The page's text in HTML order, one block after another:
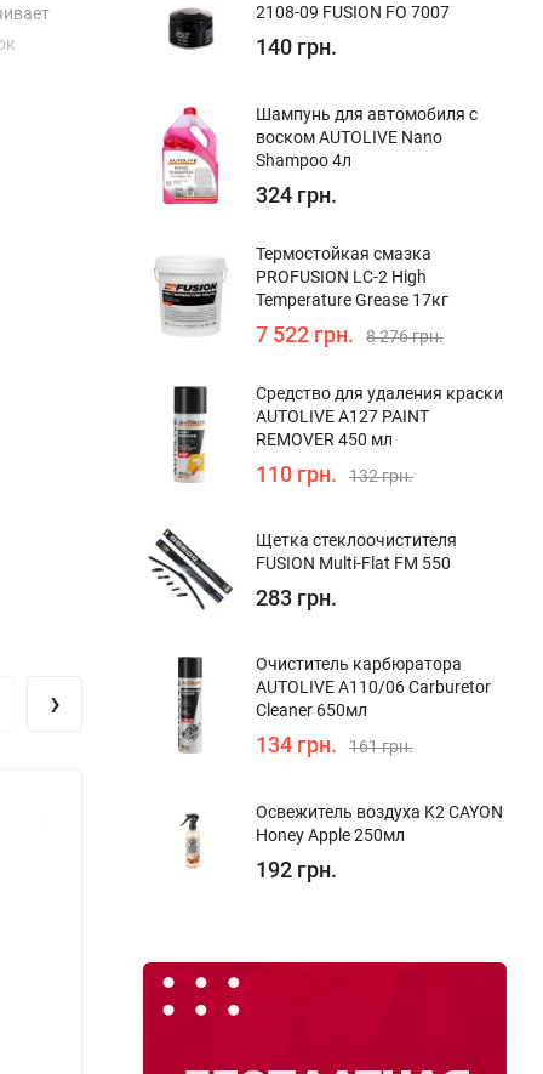
›
2108-09 FUSION FO 7007
140 грн.
Шампунь для автомобиля с
воском AUTOLIVE Nano
Shampoo 4л
324 грн.
Термостойкая смазка
PROFUSION LC-2 High
Temperature Grease 17кг
7 522 грн. 8 276 грн.
Средство для удаления краски
AUTOLIVE A127 PAINT
REMOVER 450 мл
110 грн. 132 грн.
Щетка стеклоочистителя
FUSION Multi-Flat FM 550
283 грн.
Очиститель карбюратора
AUTOLIVE A110/06 Carburetor
Cleaner 650мл
134 грн. 161 грн.
Освежитель воздуха K2 CAYON
Honey Apple 250мл
192 грн.